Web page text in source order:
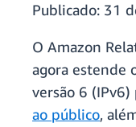
Publicado: 31
O Amazon
agora estende
versão 6 (IPv6)
ao público,